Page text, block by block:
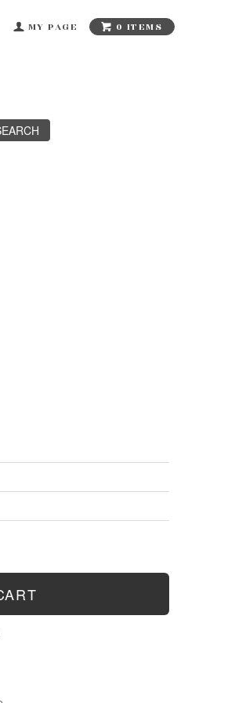
MY PAGE 0 ITEMS